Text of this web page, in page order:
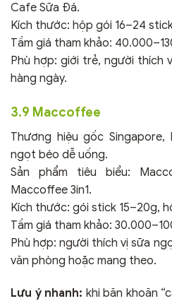
Cafe Sữa Đá.
Kích thước: hộp gói 16–24
Tầm giá tham khảo:
Phù hợp: giới trẻ, người thích
hàng ngày.
3.9 Maccoffee
Thương hiệu gốc
ngọt béo dễ uống.
Sản phẩm tiêu biểu:
Maccoffee 3in1.
Kích thước: gói stick 15–20g,
Tầm giá tham khảo:
Phù hợp: người thích vị sữa
văn phòng hoặc mang theo.
Lưu ý nhanh: khi băn khoăn